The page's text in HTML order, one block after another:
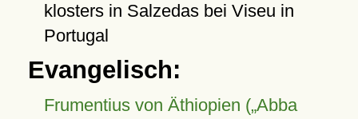
klosters in Salzedas bei Viseu in
Portugal
Evangelisch:
Frumentius von Äthiopien ( Abba